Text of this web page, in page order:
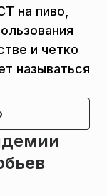
на пиво,
и четко
называться